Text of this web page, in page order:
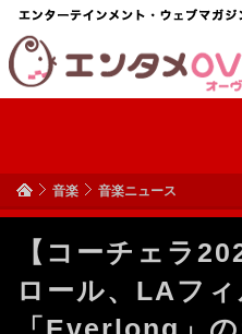
音楽 音楽ニュース
【コーチェラ
ロール、LAフ